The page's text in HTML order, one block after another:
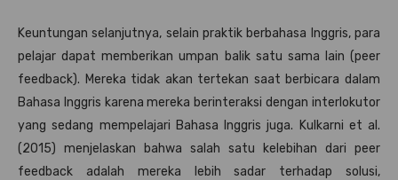
Keuntungan selanjutnya, selain praktik berbahasa Inggris, para
pelajar dapat memberikan umpan balik satu sama lain (peer
feedback). Mereka tidak akan tertekan saat berbicara dalam
Bahasa Inggris karena mereka berinteraksi dengan interlokutor
yang sedang mempelajari Bahasa Inggris juga. Kulkarni et al.
(2015) menjelaskan bahwa salah satu kelebihan dari peer
feedback adalah mereka lebih sadar terhadap solusi,